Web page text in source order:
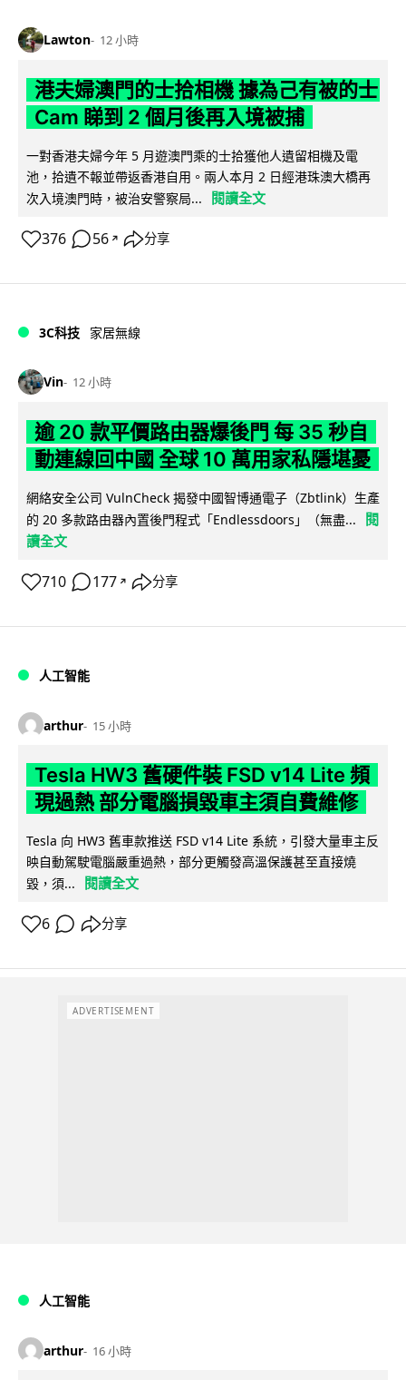
Lawton 12 小時
港夫婦澳門的士拾相機 據為己有被的士
Cam 睇到 2 個月後再入境被捕
一對香港夫婦今年 5 月遊澳門乘的士拾獲他人遺留相機及電
池，拾遺不報並帶返香港自用。兩人本月 2 日經港珠澳大橋再
次入境澳門時，被治安警察局...
閱讀全文
376 56 ↗ 分享
3C科技 家居無線
Vin 12 小時
逾 20 款平價路由器爆後門 每 35 秒自
動連線回中國 全球 10 萬用家私隱堪憂
網絡安全公司 VulnCheck 揭發中國智博通電子（Zbtlink）生產
的 20 多款路由器內置後門程式「Endlessdoors」（無盡...
閱
讀全文
710 177 ↗ 分享
人工智能
arthur 15 小時
Tesla HW3 舊硬件裝 FSD v14 Lite 頻
現過熱 部分電腦損毀車主須自費維修
Tesla 向 HW3 舊車款推送 FSD v14 Lite 系統，引發大量車主反
映自動駕駛電腦嚴重過熱，部分更觸發高溫保護甚至直接燒
毀，須...
閱讀全文
6 分享
ADVERTISEMENT
人工智能
arthur 16 小時